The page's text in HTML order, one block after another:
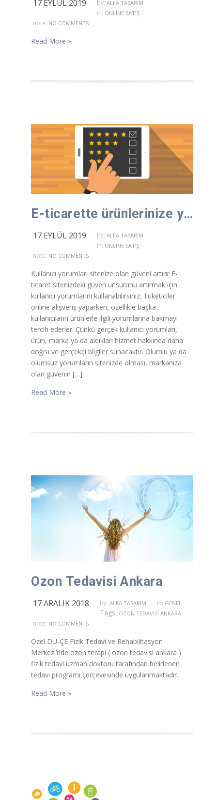
17 EYLÜL 2019 by: ALFA TASARIM
in: ONLINE SATIŞ
note: NO COMMENTS
Read More »
E-ticarette ürünlerinize yapılan yorumlar neden önemli
17 EYLÜL 2019 by: ALFA TASARIM
in: ONLINE SATIŞ
note: NO COMMENTS
Kullanıcı yorumları sitenize olan güveni artırır E-
ticaret sitenizdeki güven unsurunu artırmak için
kullanıcı yorumlarını kullanabilirsiniz. Tüketiciler
online alışveriş yaparken, özellikle başka
kullanıcıların ürünlerle ilgili yorumlarına bakmayı
tercih ederler. Çünkü gerçek kullanıcı yorumları,
ürün, marka ya da aldıkları hizmet hakkında daha
doğru ve gerçekçi bilgiler sunacaktır. Olumlu ya da
olumsuz yorumların sitenizde olması, markanıza
olan güvenin […]
Read More »
Ozon Tedavisi Ankara
17 ARALIK 2018 by: ALFA TASARIM in: GENEL
Tags: OZON TEDAVISI ANKARA
note: NO COMMENTS
Özel DU-ÇE Fizik Tedavi ve Rehabilitasyon
Merkezi’nde ozon terapi ( ozon tedavisi ankara )
fizik tedavi uzman doktoru tarafından belirlenen
tedavi programı çerçevesinde uygulanmaktadır.
Read More »